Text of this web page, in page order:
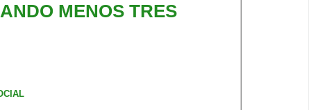
MENOS TRES